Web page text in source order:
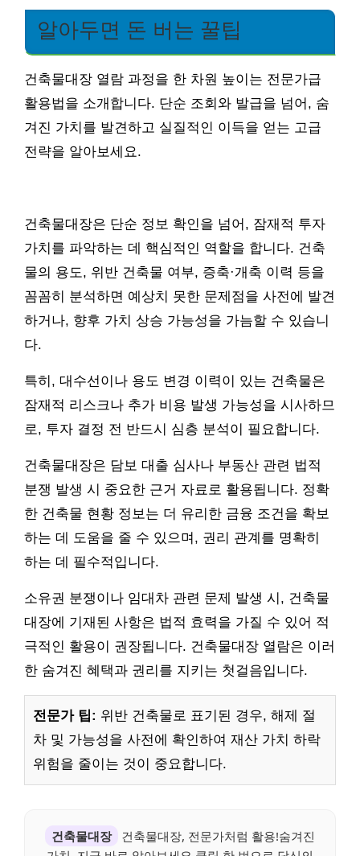
알아두면 돈 버는 꿀팁
건축물대장 열람 과정을 한 차원 높이는 전문가급
활용법을 소개합니다. 단순 조회와 발급을 넘어, 숨
겨진 가치를 발견하고 실질적인 이득을 얻는 고급
전략을 알아보세요.
건축물대장은 단순 정보 확인을 넘어, 잠재적 투자
가치를 파악하는 데 핵심적인 역할을 합니다. 건축
물의 용도, 위반 건축물 여부, 증축·개축 이력 등을
꼼꼼히 분석하면 예상치 못한 문제점을 사전에 발견
하거나, 향후 가치 상승 가능성을 가늠할 수 있습니
다.
특히, 대수선이나 용도 변경 이력이 있는 건축물은
잠재적 리스크나 추가 비용 발생 가능성을 시사하므
로, 투자 결정 전 반드시 심층 분석이 필요합니다.
건축물대장은 담보 대출 심사나 부동산 관련 법적
분쟁 발생 시 중요한 근거 자료로 활용됩니다. 정확
한 건축물 현황 정보는 더 유리한 금융 조건을 확보
하는 데 도움을 줄 수 있으며, 권리 관계를 명확히
하는 데 필수적입니다.
소유권 분쟁이나 임대차 관련 문제 발생 시, 건축물
대장에 기재된 사항은 법적 효력을 가질 수 있어 적
극적인 활용이 권장됩니다. 건축물대장 열람은 이러
한 숨겨진 혜택과 권리를 지키는 첫걸음입니다.
전문가 팁: 위반 건축물로 표기된 경우, 해제 절
차 및 가능성을 사전에 확인하여 재산 가치 하락
위험을 줄이는 것이 중요합니다.
건축물대장
건축물대장, 전문가처럼 활용!숨겨진